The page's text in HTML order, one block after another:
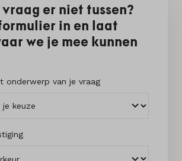
er niet tussen?
in en laat
we je mee kunnen
onderwerp van je vraag